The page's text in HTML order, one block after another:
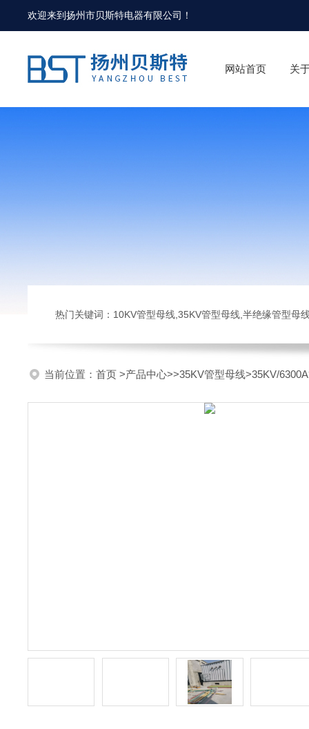
欢迎来到扬州市贝斯特电器有限公司 ！
网站首页 关
热门关键词：10KV管型母线,35KV管型母线,半绝缘管型母
当前位置： 首页 >产品中心>>35KV管型母线>35KV/